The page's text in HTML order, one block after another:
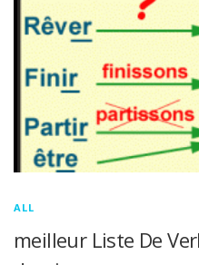
ALL
meilleur Liste De